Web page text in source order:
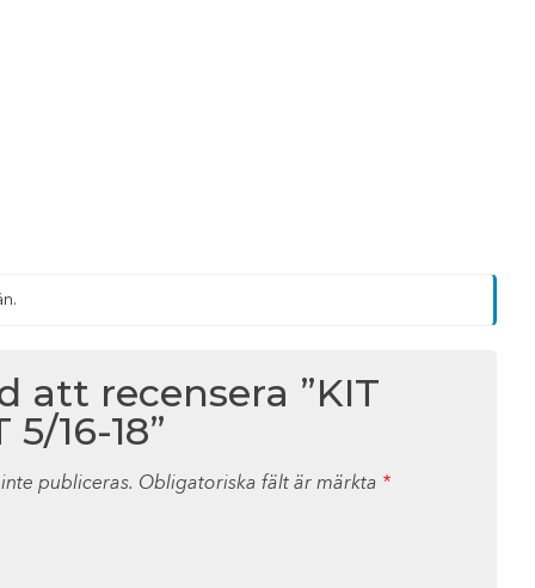
att recensera ”KIT
16-18”
publiceras. Obligatoriska fält är märkta *